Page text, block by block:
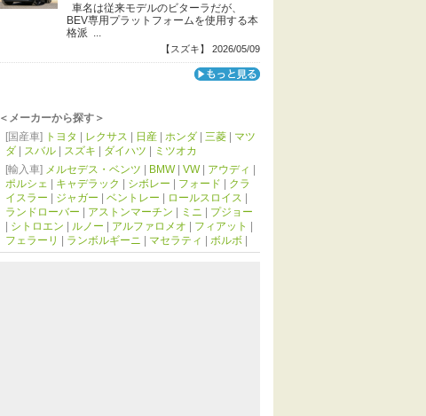
車名は従来モデルのビターラだが、
BEV専用プラットフォームを使用する本
格派 ...
【スズキ】 2026/05/09
＜メーカーから探す＞
[国産車] トヨタ レクサス 日産 ホンダ 三菱
マツ
ダ
スバル スズキ ダイハツ
ミツオカ
[輸入車] メルセデス・ベンツ BMW| VW| アウディ
ポルシェ
キャデラック シボレー フォード
クラ
イスラー
ジャガー ベントレー ロールスロイス
ランドローバー
アストンマーチン ミニ
プジョー
シトロエン ルノー アルファロメオ フィアット
フェラーリ
ランボルギーニ マセラティ ボルボ